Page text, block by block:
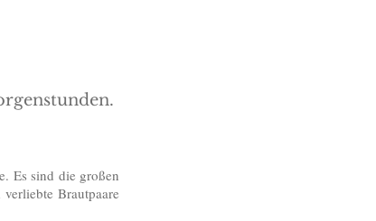
Es sind die großen
Brautpaare